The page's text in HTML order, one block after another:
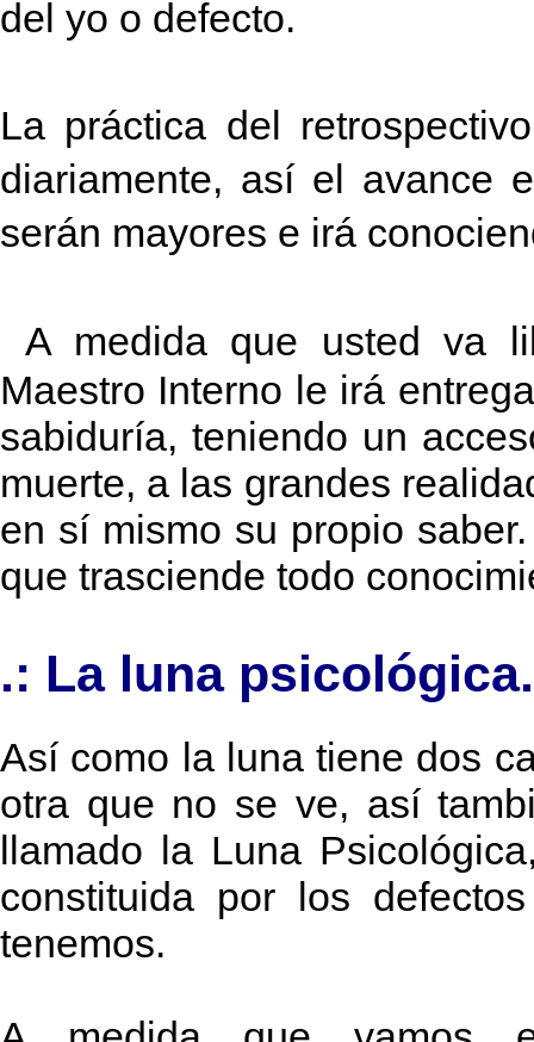
del yo o defecto.
La práctica del
diariamente, así el avance
serán mayores e irá
A medida que usted va
Maestro Interno le irá
sabiduría, teniendo un
muerte, a las grandes
en sí mismo su propio
que trasciende todo
.: La luna psicológica.
Así como la luna tiene dos
otra que no se ve, así
llamado la Luna
constituida por los
tenemos.